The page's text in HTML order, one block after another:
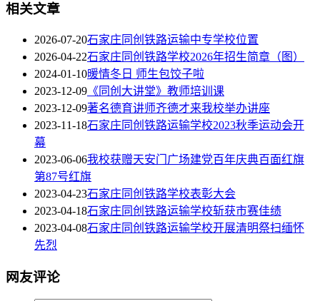
相关文章
2026-07-20石家庄同创铁路运输中专学校位置
2026-04-22石家庄同创铁路学校2026年招生简章（图）
2024-01-10暖情冬日 师生包饺子啦
2023-12-09 《同创大讲堂》教师培训课
2023-12-09著名德育讲师齐德才来我校举办讲座
2023-11-18石家庄同创铁路运输学校2023秋季运动会开
幕
2023-06-06我校获赠天安门广场建党百年庆典百面红旗
第87号红旗
2023-04-23石家庄同创铁路学校表彰大会
2023-04-18石家庄同创铁路运输学校斩获市赛佳绩
2023-04-08石家庄同创铁路运输学校开展清明祭扫缅怀
先烈
网友评论